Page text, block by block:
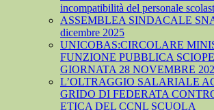
incompatibilità del personale
ASSEMBLEA SINDACALE
dicembre 2025
UNICOBAS:CIRCOLARE
FUNZIONE PUBBLICA
GIORNATA 28 NOVEMBRE
L’OLTRAGGIO SALARIALE
GRIDO DI FEDERATA
ETICA DEL CCNL SCUOLA